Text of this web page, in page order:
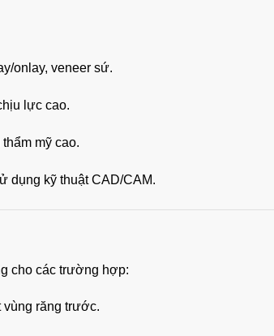
onlay, veneer sứ.
lực cao.
mỹ cao.
dụng kỹ thuật CAD/CAM.
cho các trường hợp:
vùng răng trước.